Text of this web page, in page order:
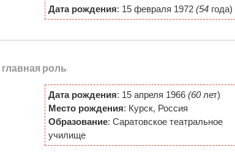
Дата рождения: 15 февраля 1972 (54года)
главная роль
Дата рождения: 15 апреля 1966 (60лет)
Место рождения: Курск, Россия
Образование: Саратовское театральное
училище